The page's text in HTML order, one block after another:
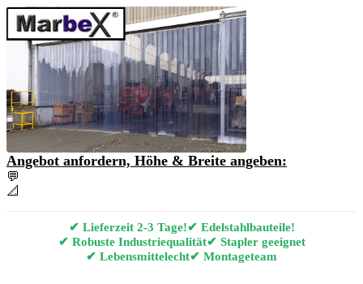
Angebot anfordern, Höhe & Breite angeben:
💬
📐
✔ Lieferzeit 2-3 Tage!✔ Edelstahlbauteile!
✔ Robuste Industriequalität✔ Stapler geeignet
✔ Lebensmittelecht✔ Montageteam